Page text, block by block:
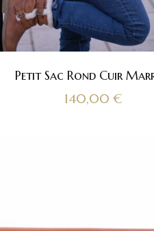
Petit Sac Rond Cuir
140,00 €